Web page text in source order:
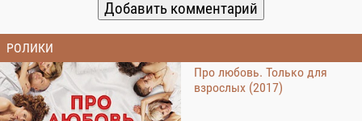
РОЛИКИ
Про любовь. Только для
взрослых (2017)